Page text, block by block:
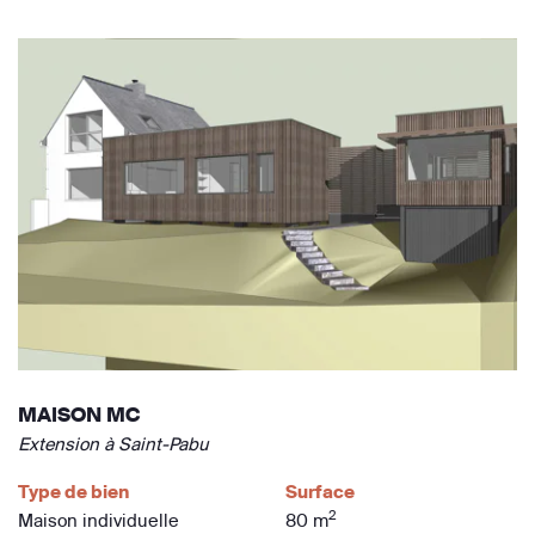
MAISON MC
Extension à Saint-Pabu
Type de bien
Maison individuelle
Surface
80 m2